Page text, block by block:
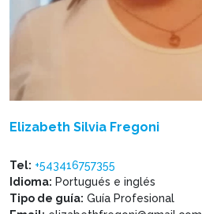
Elizabeth Silvia Fregoni
Tel: +543416757355
Idioma: Portugués e inglés
Tipo de guía: Guía Profesional